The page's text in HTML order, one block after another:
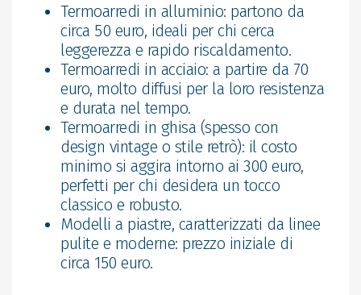
Termoarredi in alluminio: partono da
circa 50 euro, ideali per chi cerca
leggerezza e rapido riscaldamento.
Termoarredi in acciaio: a partire da 70
euro, molto diffusi per la loro resistenza
e durata nel tempo.
Termoarredi in ghisa (spesso con
design vintage o stile retrò): il costo
minimo si aggira intorno ai 300 euro,
perfetti per chi desidera un tocco
classico e robusto.
Modelli a piastre, caratterizzati da linee
pulite e moderne: prezzo iniziale di
circa 150 euro.